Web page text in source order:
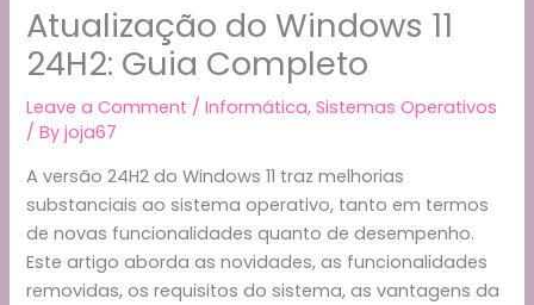
Atualização do Windows 11
24H2: Guia Completo
Leave a Comment /Informática,Sistemas Operativos
/ Byjoja67
A versão 24H2 do Windows 11 traz melhorias
substanciais ao sistema operativo, tanto em termos
de novas funcionalidades quanto de desempenho.
Este artigo aborda as novidades, as funcionalidades
removidas, os requisitos do sistema, as vantagens da